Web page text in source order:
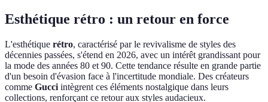
Esthétique rétro : un retour en force
L'esthétique rétro, caractérisé par le revivalisme de styles des
décennies passées, s'étend en 2026, avec un intérêt grandissant pour
la mode des années 80 et 90. Cette tendance résulte en grande partie
d'un besoin d'évasion face à l'incertitude mondiale. Des créateurs
comme Gucci intègrent ces éléments nostalgique dans leurs
collections, renforçant ce retour aux styles audacieux.